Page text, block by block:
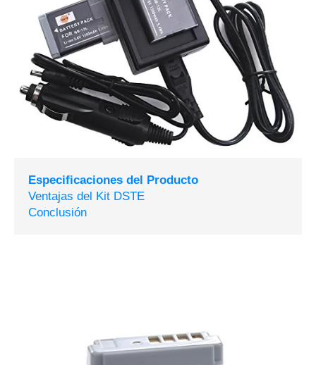
Especificaciones del Producto
Ventajas del Kit DSTE
Conclusión